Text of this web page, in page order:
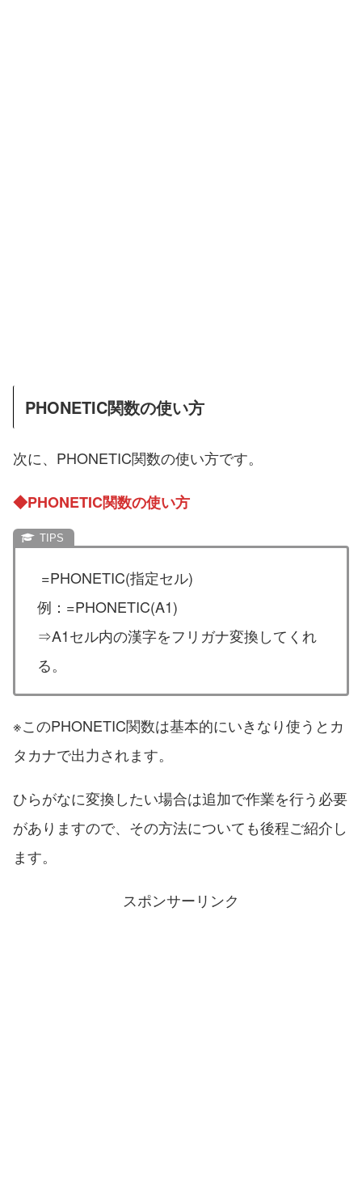
PHONETIC関数の使い方
次に、PHONETIC関数の使い方です。
◆PHONETIC関数の使い方
=PHONETIC(指定セル)
例：=PHONETIC(A1)
⇒A1セル内の漢字をフリガナ変換してくれ
る。
※このPHONETIC関数は基本的にいきなり使うとカ
タカナで出力されます。
ひらがなに変換したい場合は追加で作業を行う必要
がありますので、その方法についても後程ご紹介し
ます。
スポンサーリンク